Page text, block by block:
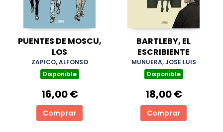
PUENTES DE MOSCU,
LOS
ZAPICO, ALFONSO
Disponible
16,00 €
Comprar
BARTLEBY, EL
ESCRIBIENTE
MUNUERA, JOSE LUIS
Disponible
18,00 €
Comprar